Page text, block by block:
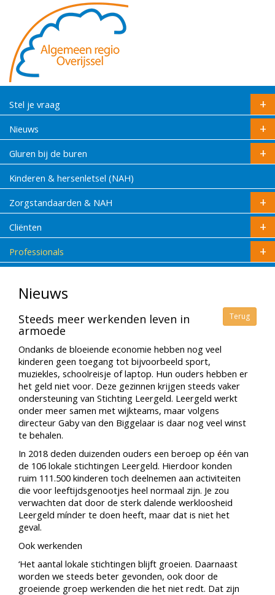
Stel je vraag
Nieuws
Gluren bij de buren
Kinderen & hersenletsel (NAH)
Zorgstandaarden & NAH
Cliënten
Professionals
Nieuws
Terug
Steeds meer werkenden leven in
armoede
Ondanks de bloeiende economie hebben nog veel
kinderen geen toegang tot bijvoorbeeld sport,
muziekles, schoolreisje of laptop. Hun ouders hebben er
het geld niet voor. Deze gezinnen krijgen steeds vaker
ondersteuning van Stichting Leergeld. Leergeld werkt
onder meer samen met wijkteams, maar volgens
directeur Gaby van den Biggelaar is daar nog veel winst
te behalen.
In 2018 deden duizenden ouders een beroep op één van
de 106 lokale stichtingen Leergeld. Hierdoor konden
ruim 111.500 kinderen toch deelnemen aan activiteiten
die voor leeftijdsgenootjes heel normaal zijn. Je zou
verwachten dat door de sterk dalende werkloosheid
Leergeld mínder te doen heeft, maar dat is niet het
geval.
Ook werkenden
‘Het aantal lokale stichtingen blijft groeien. Daarnaast
worden we steeds beter gevonden, ook door de
groeiende groep werkenden die het niet redt. Dat zijn